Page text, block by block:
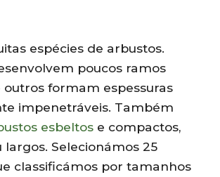
espécies de arbustos.
poucos ramos
outros formam espessuras
impenetráveis. Também
esbeltos e compactos,
largos. Selecionámos 25
classificámos por tamanhos